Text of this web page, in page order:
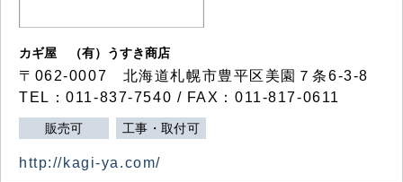
カギ屋 （有）うすき商店
〒062-0007 北海道札幌市豊平区美園７条6-3-8
TEL：011-837-7540 / FAX：011-817-0611
販売可 工事・取付可
http://kagi-ya.com/